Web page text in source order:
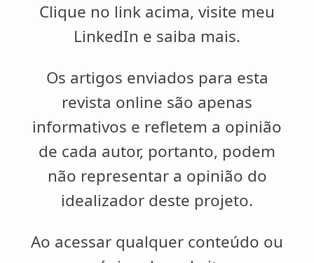
Clique no link acima, visite meu
LinkedIn e saiba mais.
Os artigos enviados para esta
revista online são apenas
informativos e refletem a opinião
de cada autor, portanto, podem
não representar a opinião do
idealizador deste projeto.
Ao acessar qualquer conteúdo ou